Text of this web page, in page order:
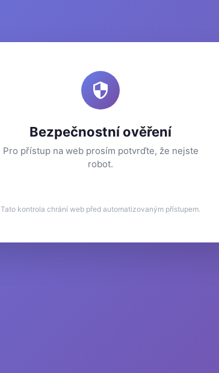
Bezpečnostní ověření
Pro přístup na web prosím potvrďte, že nejste
robot.
Tato kontrola chrání web před automatizovaným přístupem.